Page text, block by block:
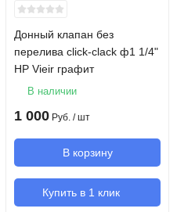
Донный клапан без
перелива click-clack ф1 1/4"
НР Vieir графит
В наличии
1 000 Руб. / шт
В корзину
Купить в 1 клик